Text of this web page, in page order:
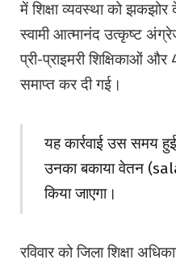
में शिक्षा व्यवस्था को
स्वामी आत्मानंद उत्कृष्ट
प्री-प्राइमरी शिक्षिकाओं
समाप्त कर दी गई।
यह कार्रवाई उस समय
उनका बकाया वेतन
किया जाएगा।
रविवार को जिला शिक्षा